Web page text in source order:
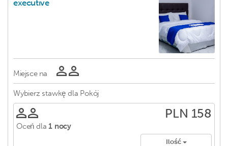
executive
Miejsce na
Wybierz stawkę dla Pokój
Oceń dla 1 nocy
PLN 158
Ilość